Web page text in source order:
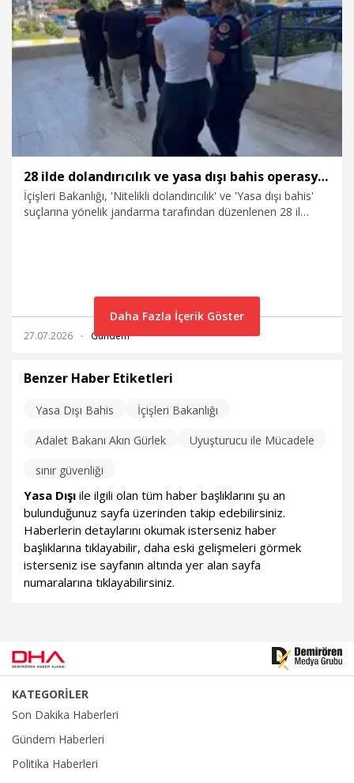
27.07.2026 Gündem
28 ilde dolandırıcılık ve yasa dışı bahis operasyonu; 100 tutuklama
İçişleri Bakanlığı, 'Nitelikli dolandırıcılık' ve 'Yasa dışı bahis'
suçlarına yönelik jandarma tarafından düzenlenen 28 il
27.07.2026 Gündem
Daha Fazla İçerik Göster
Benzer Haber Etiketleri
Yasa Dışı Bahis
İçişleri Bakanlığı
Adalet Bakanı Akın Gürlek
Uyuşturucu ile Mücadele
sınır güvenliği
Yasa Dışı ile ilgili olan tüm haber başlıklarını şu an
bulunduğunuz sayfa üzerinden takip edebilirsiniz.
Haberlerin detaylarını okumak isterseniz haber
başlıklarına tıklayabilir, daha eski gelişmeleri görmek
isterseniz ise sayfanın altında yer alan sayfa
numaralarına tıklayabilirsiniz.
KATEGORİLER
Son Dakika Haberleri
Gündem Haberleri
Politika Haberleri